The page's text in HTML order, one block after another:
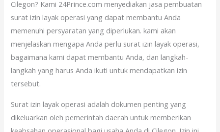
Cilegon? Kami 24Prince.com menyediakan jasa pembuatan
surat izin layak operasi yang dapat membantu Anda
memenuhi persyaratan yang diperlukan. kami akan
menjelaskan mengapa Anda perlu surat izin layak operasi,
bagaimana kami dapat membantu Anda, dan langkah-
langkah yang harus Anda ikuti untuk mendapatkan izin
tersebut.
Surat izin layak operasi adalah dokumen penting yang
dikeluarkan oleh pemerintah daerah untuk memberikan